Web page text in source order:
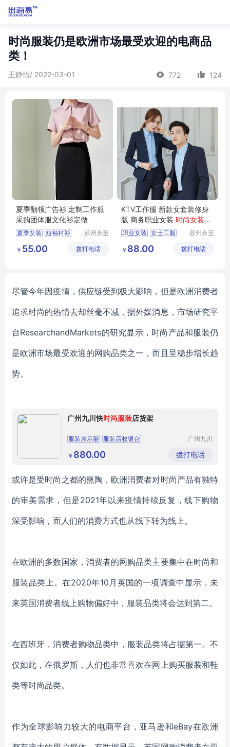
时尚服装仍是欧洲市场最受欢迎的电商品
类！
王静怡/ 2022-03-01 772 124
夏季翻领广告衫 定制工作服
采购团体服文化衫定做
夏季女装 短袖衬衫
夏季工作服
苏州永至
限公司
￥ 55.00 拨打电话
KTV工作服 新款女套装修身
版 商务职业女装 时尚女装西
装外套
职业女装 女士工服
夏季工作服
苏州永至
限公司
￥ 88.00 拨打电话
尽管今年因疫情，供应链受到极大影响，但是欧洲消费者
追求时尚的热情去却丝毫不减，据外媒消息，市场研究平
台ResearchandMarkets的研究显示，时尚产品和服装仍
是欧洲市场最受欢迎的网购品类之一，而且呈稳步增长趋
势。
广州九川快时尚服装店货架
服装展示架 服装店收银台
服装店挂摆中柜
广州九川
公司
￥ 880.00 拨打电话
或许是受时尚之都的熏陶，欧洲消费者对时尚产品有独特
的审美需求，但是2021年以来疫情持续反复，线下购物
深受影响，而人们的消费方式也从线下转为线上。
在欧洲的多数国家，消费者的网购品类主要集中在时尚和
服装品类上。在2020年10月英国的一项调查中显示，未
来英国消费者线上购物偏好中，服装品类将会达到第二。
在西班牙，消费者购物品类中，服装品类将占据第一。不
仅如此，在俄罗斯，人们也非常喜欢在网上购买服装和鞋
类等时尚品类。
作为全球影响力较大的电商平台，亚马逊和eBay在欧洲